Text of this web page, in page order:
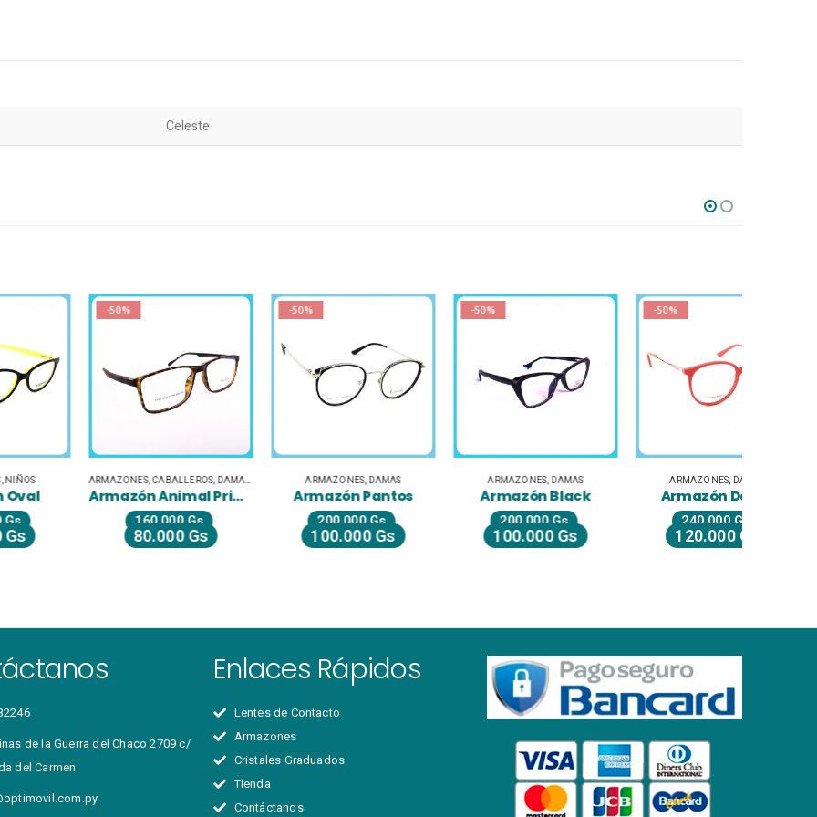
Celeste
ARMAZONES,CABALLEROS,DAMAS ,LIQUIDACIÓN UNISEX JUVENILES
Armazón Animal Prime
160.000 Gs
80.000 Gs
ARMAZONES,DAMAS
Armazón Pantos
200.000 Gs
100.000Gs
ARMAZONES,DAMAS
Armazón Black
200.000 Gs
100.000Gs
ARMAZONES,DAMAS
Armazón Dama
240.000 Gs
120.000 Gs
de la Guerra del Chaco 2709 c/
del Carmen
Enlaces Rápidos
Lentes de Contacto
Armazones
Cristales Graduados
Tienda
Contáctanos